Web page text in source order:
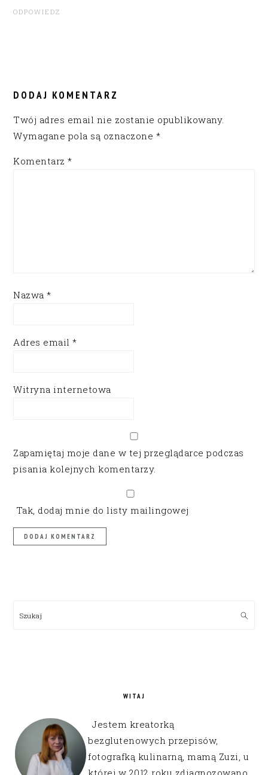
ODPOWIEDZ
DODAJ KOMENTARZ
Twój adres email nie zostanie opublikowany.
Wymagane pola są oznaczone *
Komentarz*
Nazwa*
Adres email*
Witryna internetowa
Zapamiętaj moje dane w tej przeglądarce podczas
pisania kolejnych komentarzy.
Tak, dodaj mnie do listy mailingowej
Szukaj
WITAJ
Jestem kreatorką
bezglutenowych przepisów,
fotografką kulinarną, mamą Zuzi, u